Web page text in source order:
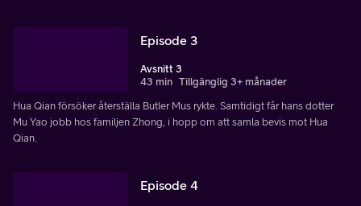
Episode 3
Avsnitt 3
43 min Tillgänglig 3+ månader
Hua Qian försöker återställa Butler Mus rykte. Samtidigt får hans dotter
Mu Yao jobb hos familjen Zhong, i hopp om att samla bevis mot Hua
Qian.
Episode 4